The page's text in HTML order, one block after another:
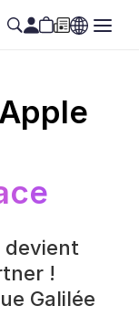
devient
!
Galilée